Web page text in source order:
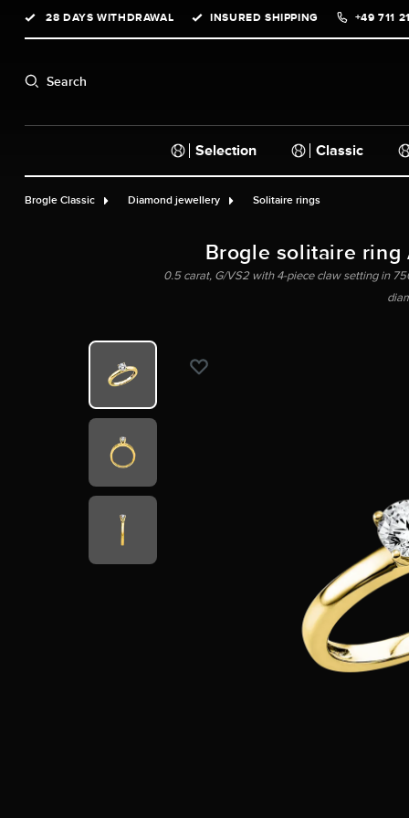
Skip to main navigation
28 DAYS WITHDRAWAL INSURED SHIPPING +49 711
Search
Selection Classic
Brogle Classic Diamond jewellery Solitaire rings
Brogle solitaire ring
0.5 carat, G/VS2 with 4-piece claw setting in